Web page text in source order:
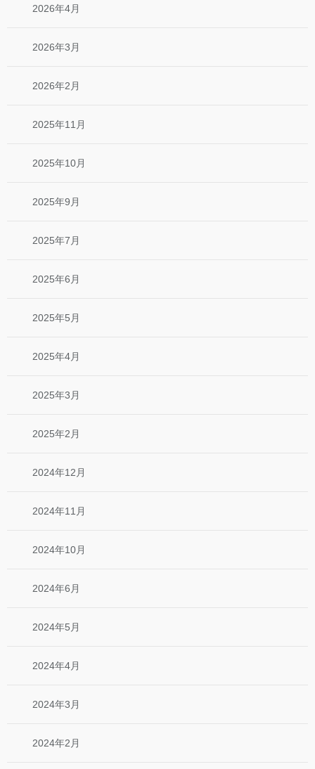
2026年4月
2026年3月
2026年2月
2025年11月
2025年10月
2025年9月
2025年7月
2025年6月
2025年5月
2025年4月
2025年3月
2025年2月
2024年12月
2024年11月
2024年10月
2024年6月
2024年5月
2024年4月
2024年3月
2024年2月